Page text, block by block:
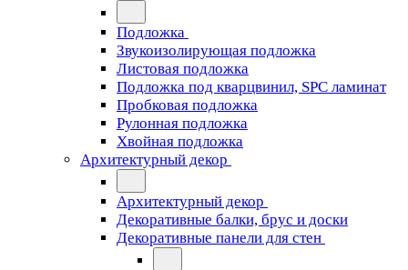
Подложка
Звукоизолирующая подложка
Листовая подложка
Подложка под кварцвинил, SPC ламинат
Пробковая подложка
Рулонная подложка
Хвойная подложка
Архитектурный декор
Архитектурный декор
Декоративные балки, брус и доски
Декоративные панели для стен